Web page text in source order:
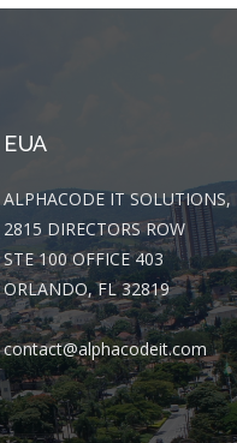
EUA
ALPHACODE IT SOLUTIONS,
2815 DIRECTORS ROW
STE 100 OFFICE 403
ORLANDO, FL 32819
contact@alphacodeit.com